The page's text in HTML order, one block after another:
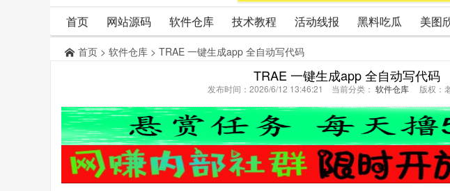
首页 网站源码 软件仓库 技术教程 活动线报 黑料吃瓜 美图
首页 > 软件仓库 > TRAE 一键生成app 全自动写代码
TRAE 一键生成app 全自动写代码
发布时间：2026/6/12 13:46:21 当前分类： 软件仓库 版权：